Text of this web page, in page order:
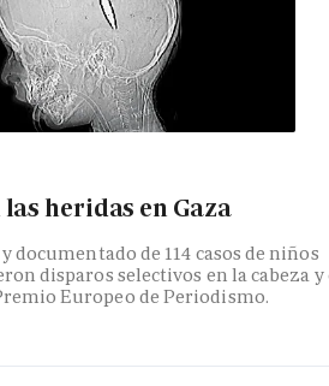
heridas en Gaza
documentado de 114 casos de niños
disparos selectivos en la cabeza y
Europeo de Periodismo.